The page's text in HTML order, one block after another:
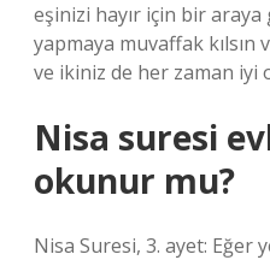
eşinizi hayır için bir
yapmaya muvaffak kılsın
ve ikiniz de her zaman iyi
Nisa suresi
okunur mu?
Nisa Suresi, 3. ayet: Eğer